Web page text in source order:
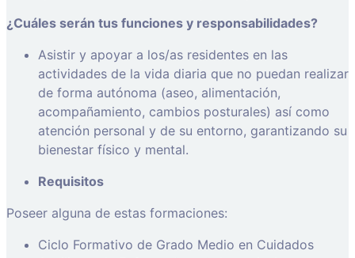
¿Cuáles serán tus funciones y responsabilidades?
Asistir y apoyar a los/as residentes en las
actividades de la vida diaria que no puedan realizar
de forma autónoma (aseo, alimentación,
acompañamiento, cambios posturales) así como
atención personal y de su entorno, garantizando su
bienestar físico y mental.
Requisitos
Poseer alguna de estas formaciones:
Ciclo Formativo de Grado Medio en Cuidados